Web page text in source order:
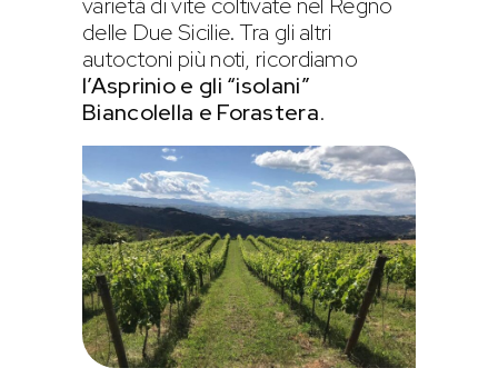
delle Due Sicilie. Tra gli altri
autoctoni più noti, ricordiamo
l’Asprinio e gli “isolani”
Biancolella e Forastera.